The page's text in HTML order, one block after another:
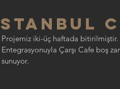
Projemiz iki-üç haftada bitirilmiştir.
Entegrasyonuyla Çarşı Cafe boş
sunuyor.